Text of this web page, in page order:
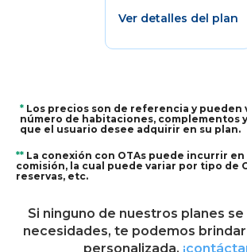
Ver detalles del plan
* Los precios son de referencia y pueden
número de habitaciones, complementos
que el usuario desee adquirir en su plan.
** La conexión con OTAs puede incurrir en
comisión, la cual puede variar por tipo de
reservas, etc.
Si ninguno de nuestros planes
necesidades, te podemos
personalizada.